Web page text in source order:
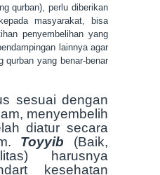
qurban), perlu diberikan
masyarakat, bisa
penyembelihan yang
lainnya agar
qurban yang benar-benar
sesuai dengan
menyembelih
diatur secara
Toyyib (Baik,
harusnya
kesehatan